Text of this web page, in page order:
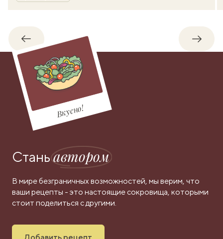
Обратно
Вкусно!
Станьавтором
В мире безграничных возможностей, мы верим, что
ваши рецепты - это настоящие сокровища, которыми
стоит поделиться с другими.